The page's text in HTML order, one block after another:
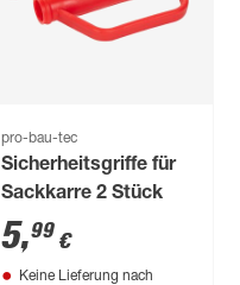
pro-bau-tec
Sicherheitsgriffe für
Sackkarre 2 Stück
5,99 €
Keine Lieferung nach